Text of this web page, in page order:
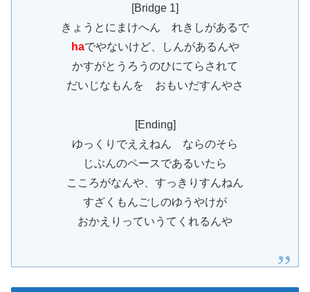
[Bridge 1]
きょうとにまけへん れきしがあるで
haでやないけど、しんがあるんや
かすがとうろうのひにてらされて
だいじなもんを おもいだすんやさ
[Ending]
ゆっくりでええねん ならのそら
じぶんのペースであるいたら
こころがなんや、すっきりすんねん
すざくもんごしのゆうやけが
おかえりっていうてくれるんや